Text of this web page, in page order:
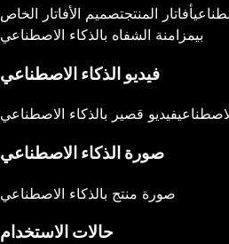
أفاتار المنتجتصميم الأفاتار الخاص
بيمزامنة الشفاه بالذكاء الاصطناعي
فيديو الذكاء الاصطناعي
فيديو قصير بالذكاء الاصطناعي
صورة الذكاء الاصطناعي
صورة منتج بالذكاء الاصطناعي
حالات الاستخدام